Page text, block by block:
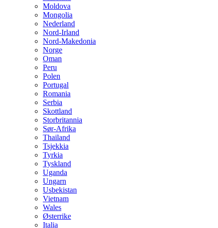
Moldova
Mongolia
Nederland
Nord-Irland
Nord-Makedonia
Norge
Oman
Peru
Polen
Portugal
Romania
Serbia
Skottland
Storbritannia
Sør-Afrika
Thailand
Tsjekkia
Tyrkia
Tyskland
Uganda
Ungarn
Usbekistan
Vietnam
Wales
Østerrike
Italia